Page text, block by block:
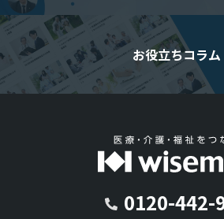
お役立ちコラム
0120-442-